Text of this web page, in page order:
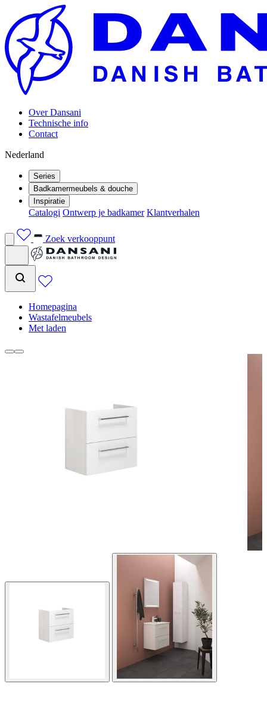
Over Dansani
Technische info
Contact
Nederland
Series
Badkamermeubels & douche
Inspiratie
Catalogi Ontwerp je badkamer Klantverhalen
Zoek verkooppunt
Homepagina
Wastafelmeubels
Met laden